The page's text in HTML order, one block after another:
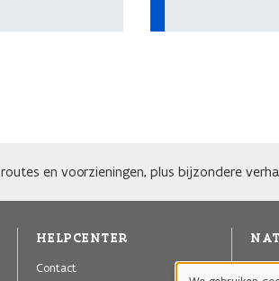
en voorzieningen, plus bijzondere
HELPCENTER
Contact